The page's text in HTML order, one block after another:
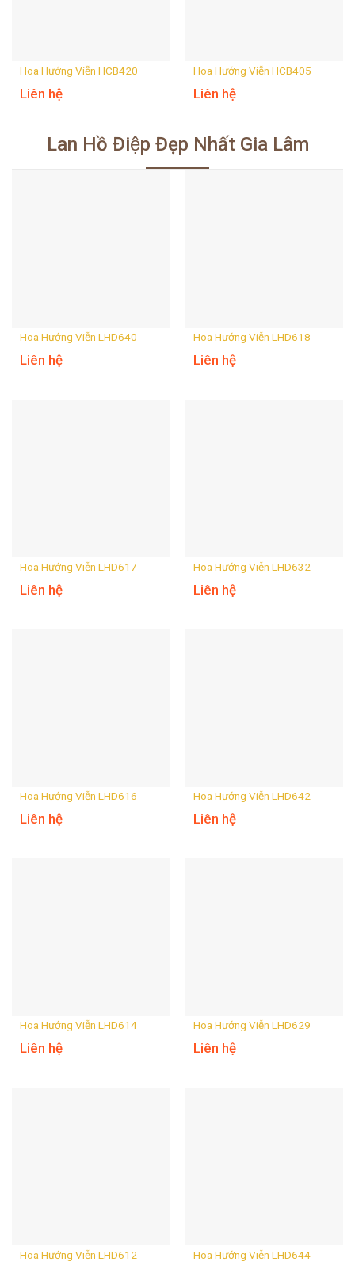
Hoa Hướng Viễn HCB420
Liên hệ
Hoa Hướng Viễn HCB405
Liên hệ
Lan Hồ Điệp Đẹp Nhất Gia Lâm
Hoa Hướng Viễn LHD640
Liên hệ
Hoa Hướng Viễn LHD618
Liên hệ
Hoa Hướng Viễn LHD617
Liên hệ
Hoa Hướng Viễn LHD632
Liên hệ
Hoa Hướng Viễn LHD616
Liên hệ
Hoa Hướng Viễn LHD642
Liên hệ
Hoa Hướng Viễn LHD614
Liên hệ
Hoa Hướng Viễn LHD629
Liên hệ
Hoa Hướng Viễn LHD612 Hoa Hướng Viễn LHD644